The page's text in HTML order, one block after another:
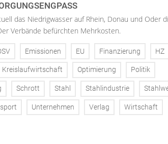
das Niedrigwasser auf Rhein, Donau und Oder
Verbände befürchten Mehrkosten.
Emissionen EU Finanzierung HZ
Kreislaufwirtschaft Optimierung Politik
Schrott Stahl Stahlindustrie
Unternehmen Verlag Wirtschaft